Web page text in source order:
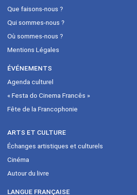
Que faisons-nous ?
Qui sommes-nous ?
Où sommes-nous ?
Mentions Légales
ÉVÉNEMENTS
Agenda culturel
« Festa do Cinema Francês »
Fête de la Francophonie
ARTS ET CULTURE
Échanges artistiques et culturels
Cinéma
Autour du livre
LANGUE FRANÇAISE